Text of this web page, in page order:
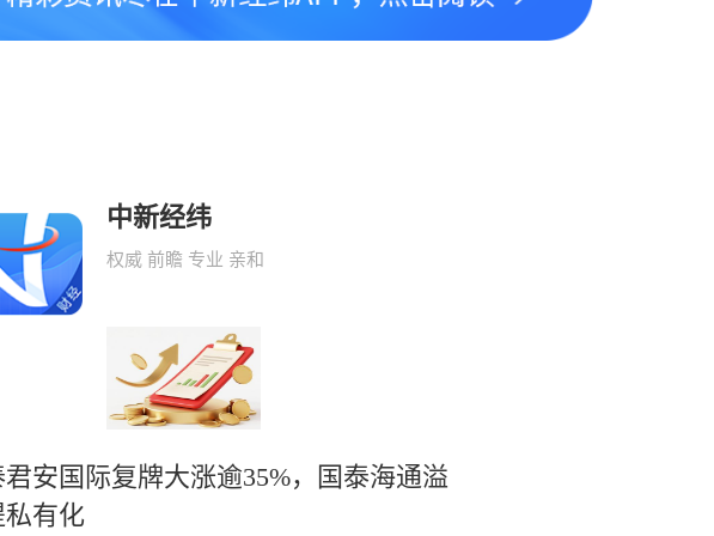
中新经纬
权威 前瞻 专业 亲和
安国际复牌大涨逾35%，国泰海通溢
有化